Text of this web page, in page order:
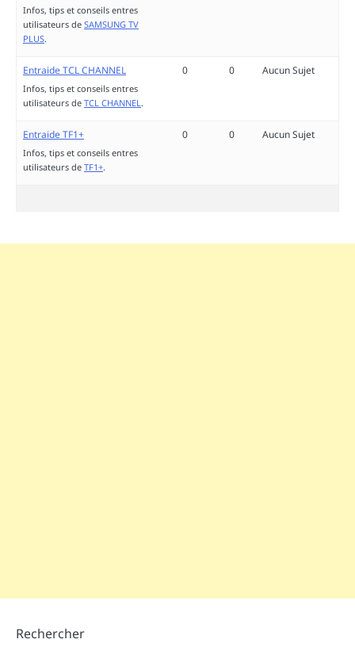
Infos, tips et conseils entres
utilisateurs de SAMSUNG TV
PLUS.
Entraide TCL CHANNEL
Infos, tips et conseils entres
utilisateurs de TCL CHANNEL.
0 0 Aucun Sujet
Entraide TF1+
Infos, tips et conseils entres
utilisateurs de TF1+.
0 0 Aucun Sujet
Rechercher